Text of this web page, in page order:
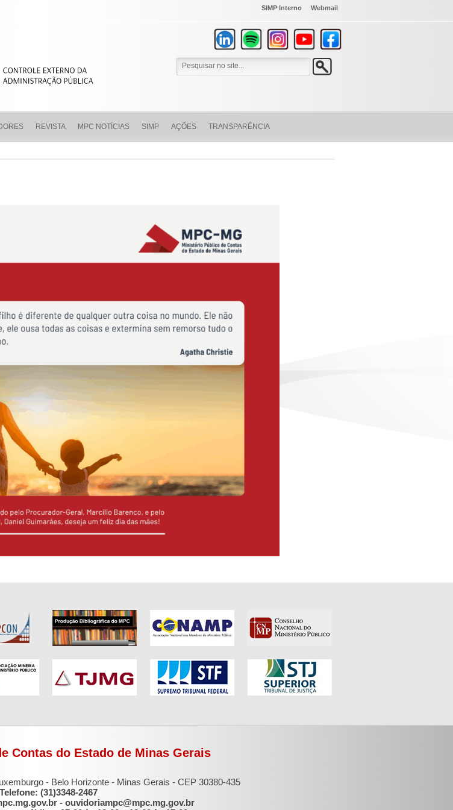
SIMP Interno Webmail
REVISTA MPC NOTÍCIAS SIMP AÇÕES TRANSPARÊNCIA
Contas do Estado de Minas Gerais
- Belo Horizonte - Minas Gerais - CEP 30380-435
Telefone: (31)3348-2467
- ouvidoriampc@mpc.mg.gov.br